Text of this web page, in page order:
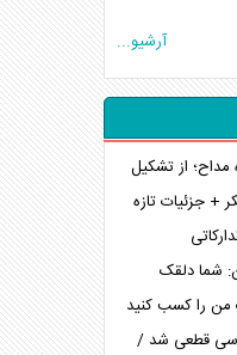
آرشیو...
از تشکیل
+ جزئیات تازه
شما دلقک
من را کسب کنید
قطعی شد /